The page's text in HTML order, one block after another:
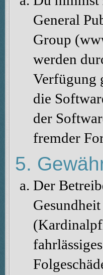
General
Group
werden
Verfügung
die
der
fremder
5.
Der